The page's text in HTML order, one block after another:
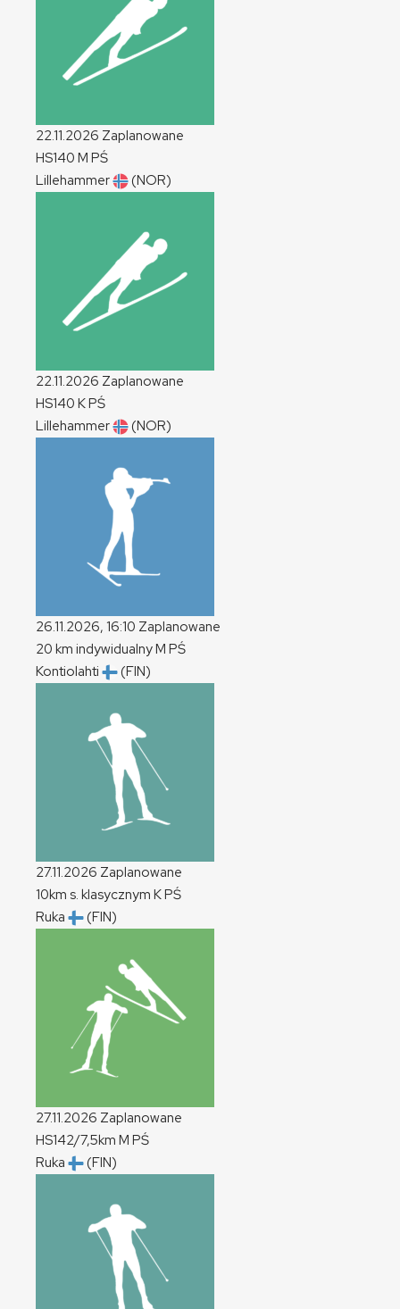
22.11.2026 Zaplanowane
HS140 M PŚ
Lillehammer
(NOR)
22.11.2026 Zaplanowane
HS140 KPŚ
Lillehammer
(NOR)
26.11.2026, 16:10 Zaplanowane
20 km indywidualnyM PŚ
Kontiolahti
(FIN)
27.11.2026 Zaplanowane
10km s. klasycznym KPŚ
Ruka
(FIN)
27.11.2026 Zaplanowane
HS142/7,5km M PŚ
Ruka
(FIN)